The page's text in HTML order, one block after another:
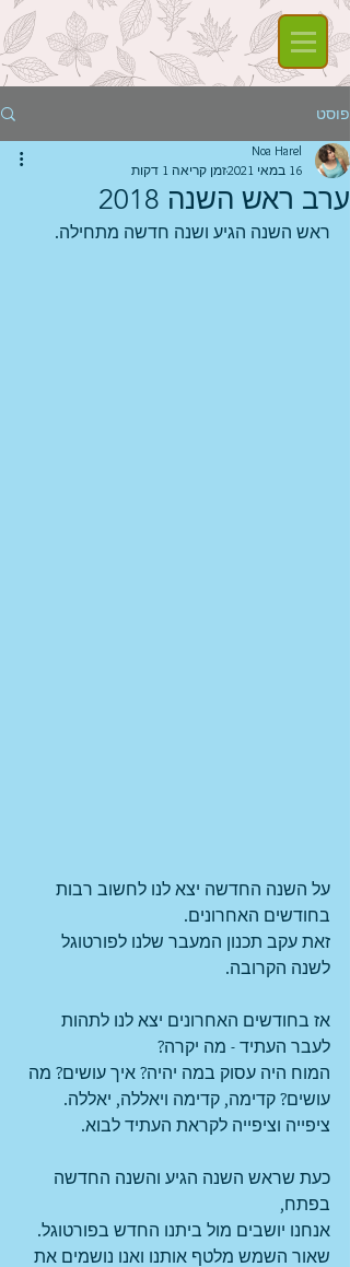
פוסט
ערב ראש השנה 2018
Noa Harel
16 במאי 2021
זמן קריאה 1 דקות
ראש השנה הגיע ושנה חדשה מתחילה.
על השנה החדשה יצא לנו לחשוב רבות
בחודשים האחרונים.
זאת עקב תכנון המעבר שלנו לפורטוגל
לשנה הקרובה.
אז בחודשים האחרונים יצא לנו לתהות
לעבר העתיד - מה יקרה?
המוח היה עסוק במה יהיה? איך עושים? מה
עושים? קדימה, קדימה ויאללה, יאללה.
ציפייה וציפייה לקראת העתיד לבוא.
כעת שראש השנה הגיע והשנה החדשה
בפתח,
אנחנו יושבים מול ביתנו החדש בפורטוגל.
שאור השמש מלטף אותנו ואנו נושמים את